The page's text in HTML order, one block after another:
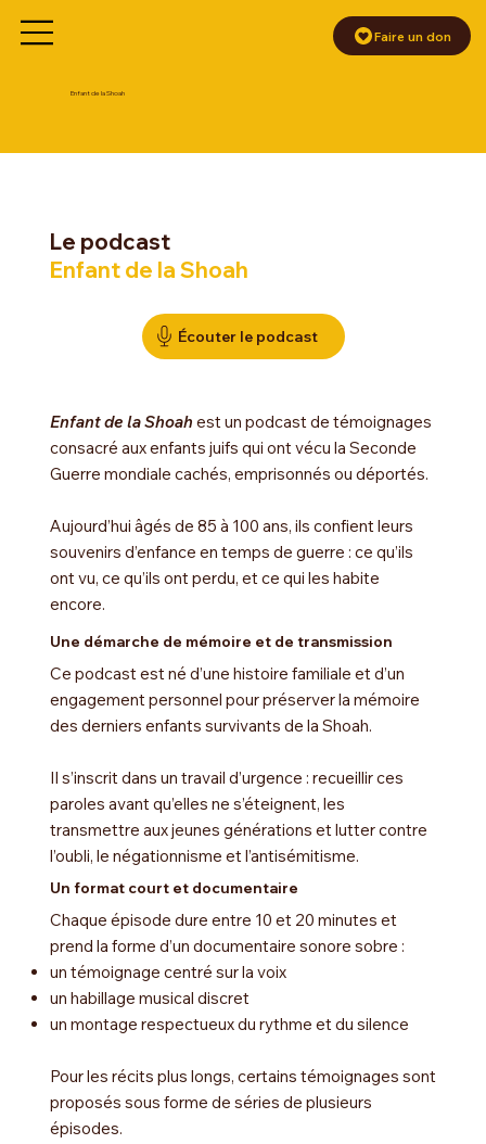
Enfant de la Shoah
Faire un don
Le podcast
Enfant de la Shoah
Écouter le podcast
Enfant de la Shoah est un podcast de témoignages
consacré aux enfants juifs qui ont vécu la Seconde
Guerre mondiale cachés, emprisonnés ou déportés.
Aujourd’hui âgés de 85 à 100 ans, ils confient leurs
souvenirs d’enfance en temps de guerre : ce qu’ils
ont vu, ce qu’ils ont perdu, et ce qui les habite
encore.
Une démarche de mémoire et de transmission
Ce podcast est né d’une histoire familiale et d’un
engagement personnel pour préserver la mémoire
des derniers enfants survivants de la Shoah.
Il s’inscrit dans un travail d’urgence : recueillir ces
paroles avant qu’elles ne s’éteignent, les
transmettre aux jeunes générations et lutter contre
l’oubli, le négationnisme et l’antisémitisme.
Un format court et documentaire
Chaque épisode dure entre 10 et 20 minutes et
prend la forme d’un documentaire sonore sobre :
un témoignage centré sur la voix
un habillage musical discret
un montage respectueux du rythme et du silence
Pour les récits plus longs, certains témoignages sont
proposés sous forme de séries de plusieurs
épisodes.